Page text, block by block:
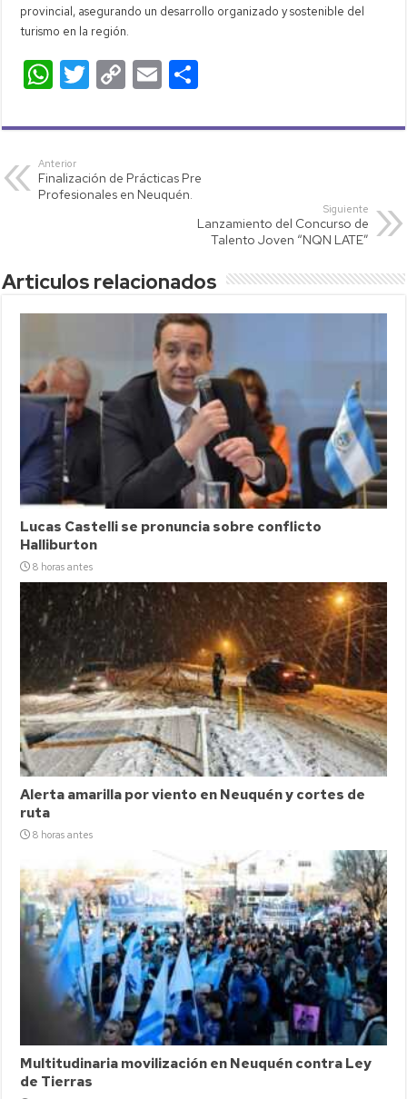
provincial, asegurando un desarrollo organizado y sostenible del
turismo en la región.
W
at
s
A
T
tt
C
p
Li
E
ail m
ar
tir
Anterior
Finalización de Prácticas Pre
Profesionales en Neuquén.
Siguiente
Lanzamiento del Concurso de
Talento Joven “NQN LATE”
Articulos relacionados
Lucas Castelli se pronuncia sobre conflicto
Halliburton
8 horas antes
Alerta amarilla por viento en Neuquén y cortes de
ruta
8 horas antes
Multitudinaria movilización en Neuquén contra Ley
de Tierras